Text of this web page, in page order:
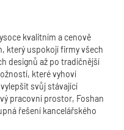
kvalitním a cenově
který uspokojí firmy všech
designů až po tradičnější
které vyhoví
svůj stávající
pracovní prostor, Foshan
řešení kancelářského